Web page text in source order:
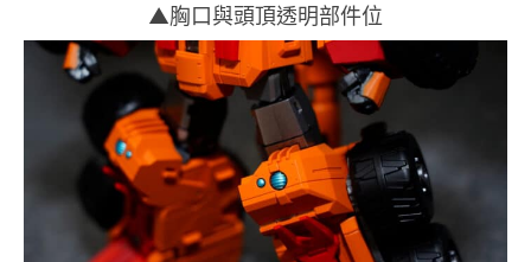
▲胸口與頭頂透明部件位